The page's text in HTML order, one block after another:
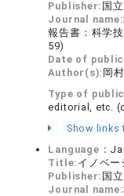
Publisher: 国
Journal name:
報告書：科学
59)
Date of
Author(s): 岡
Type of
editorial, etc.
Show links
Language：
Title: イノベ
Publisher: 国
Journal name: